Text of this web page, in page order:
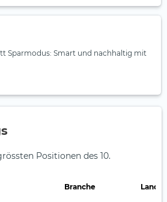
Sparmodus: Smart und nachhaltig mit
Positionen des 10.
Branche Land